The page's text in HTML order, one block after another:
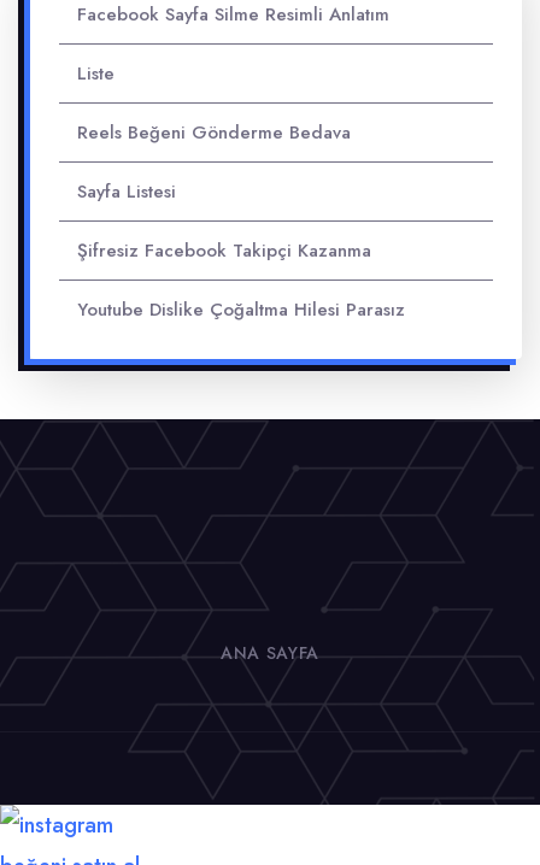
Facebook Sayfa Silme Resimli Anlatım
Liste
Reels Beğeni Gönderme Bedava
Sayfa Listesi
Şifresiz Facebook Takipçi Kazanma
Youtube Dislike Çoğaltma Hilesi Parasız
ANA SAYFA